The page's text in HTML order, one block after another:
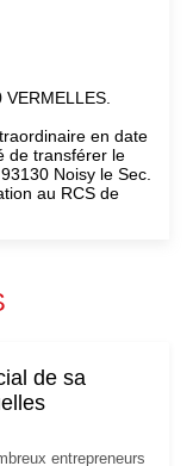
en date
de transférer le
Noisy le Sec.
au RCS de
de sa
entrepreneurs